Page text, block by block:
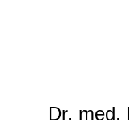
Dr. med.